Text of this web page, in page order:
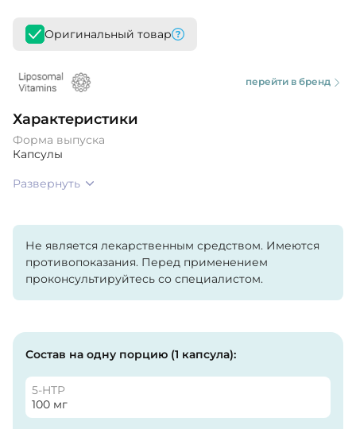
Оригинальный товар
перейти в бренд
Характеристики
Форма выпуска
Капсулы
Развернуть
Не является лекарственным средством. Имеются
противопоказания. Перед применением
проконсультируйтесь со специалистом.
Состав на одну порцию (1 капсула):
5-HTP
100 мг